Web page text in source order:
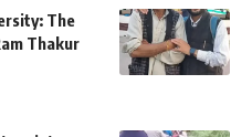
The
Thakur